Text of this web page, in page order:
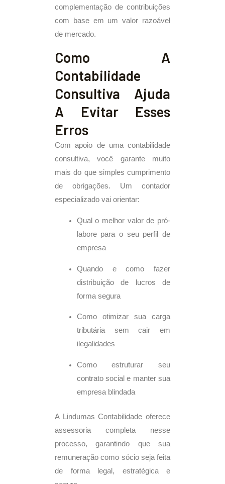
complementação de contribuições
com base em um valor razoável
de mercado.
Como A
Contabilidade
Consultiva Ajuda
A Evitar Esses
Erros
Com apoio de uma contabilidade
consultiva, você garante muito
mais do que simples cumprimento
de obrigações. Um contador
especializado vai orientar:
Qual o melhor valor de pró-
labore para o seu perfil de
empresa
Quando e como fazer
distribuição de lucros de
forma segura
Como otimizar sua carga
tributária sem cair em
ilegalidades
Como estruturar seu
contrato social e manter sua
empresa blindada
A Lindumas Contabilidade oferece
assessoria completa nesse
processo, garantindo que sua
remuneração como sócio seja feita
de forma legal, estratégica e